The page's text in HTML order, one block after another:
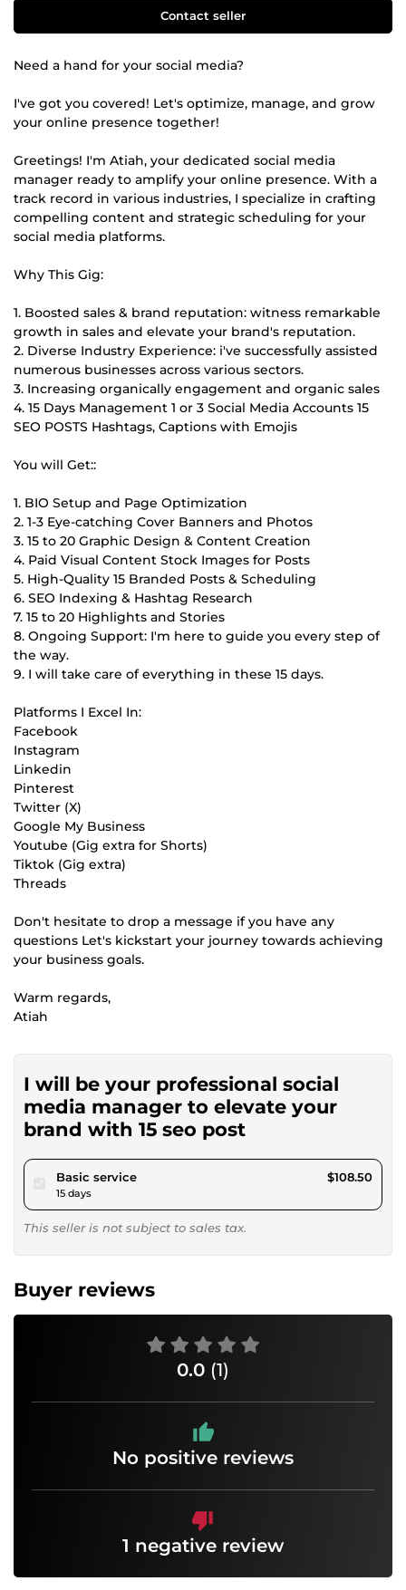
Contact seller
Need a hand for your social media?
I've got you covered! Let's optimize, manage, and grow
your online presence together!
Greetings! I'm Atiah, your dedicated social media
manager ready to amplify your online presence. With a
track record in various industries, I specialize in crafting
compelling content and strategic scheduling for your
social media platforms.
Why This Gig:
1. Boosted sales & brand reputation: witness remarkable
growth in sales and elevate your brand's reputation.
2. Diverse Industry Experience: i've successfully assisted
numerous businesses across various sectors.
3. Increasing organically engagement and organic sales
4. 15 Days Management 1 or 3 Social Media Accounts 15
SEO POSTS Hashtags, Captions with Emojis
You will Get::
1. BIO Setup and Page Optimization
2. 1-3 Eye-catching Cover Banners and Photos
3. 15 to 20 Graphic Design & Content Creation
4. Paid Visual Content Stock Images for Posts
5. High-Quality 15 Branded Posts & Scheduling
6. SEO Indexing & Hashtag Research
7. 15 to 20 Highlights and Stories
8. Ongoing Support: I'm here to guide you every step of
the way.
9. I will take care of everything in these 15 days.
Platforms I Excel In:
Facebook
Instagram
Linkedin
Pinterest
Twitter (X)
Google My Business
Youtube (Gig extra for Shorts)
Tiktok (Gig extra)
Threads
Don't hesitate to drop a message if you have any
questions Let's kickstart your journey towards achieving
your business goals.
Warm regards,
Atiah
I will be your professional social
media manager to elevate your
brand with 15 seo post
Basic servicepour $100.00
15 days
$108.50
This seller is not subject to sales tax.
Buyer reviews
0.0 (1)
No positive reviews
1 negative review